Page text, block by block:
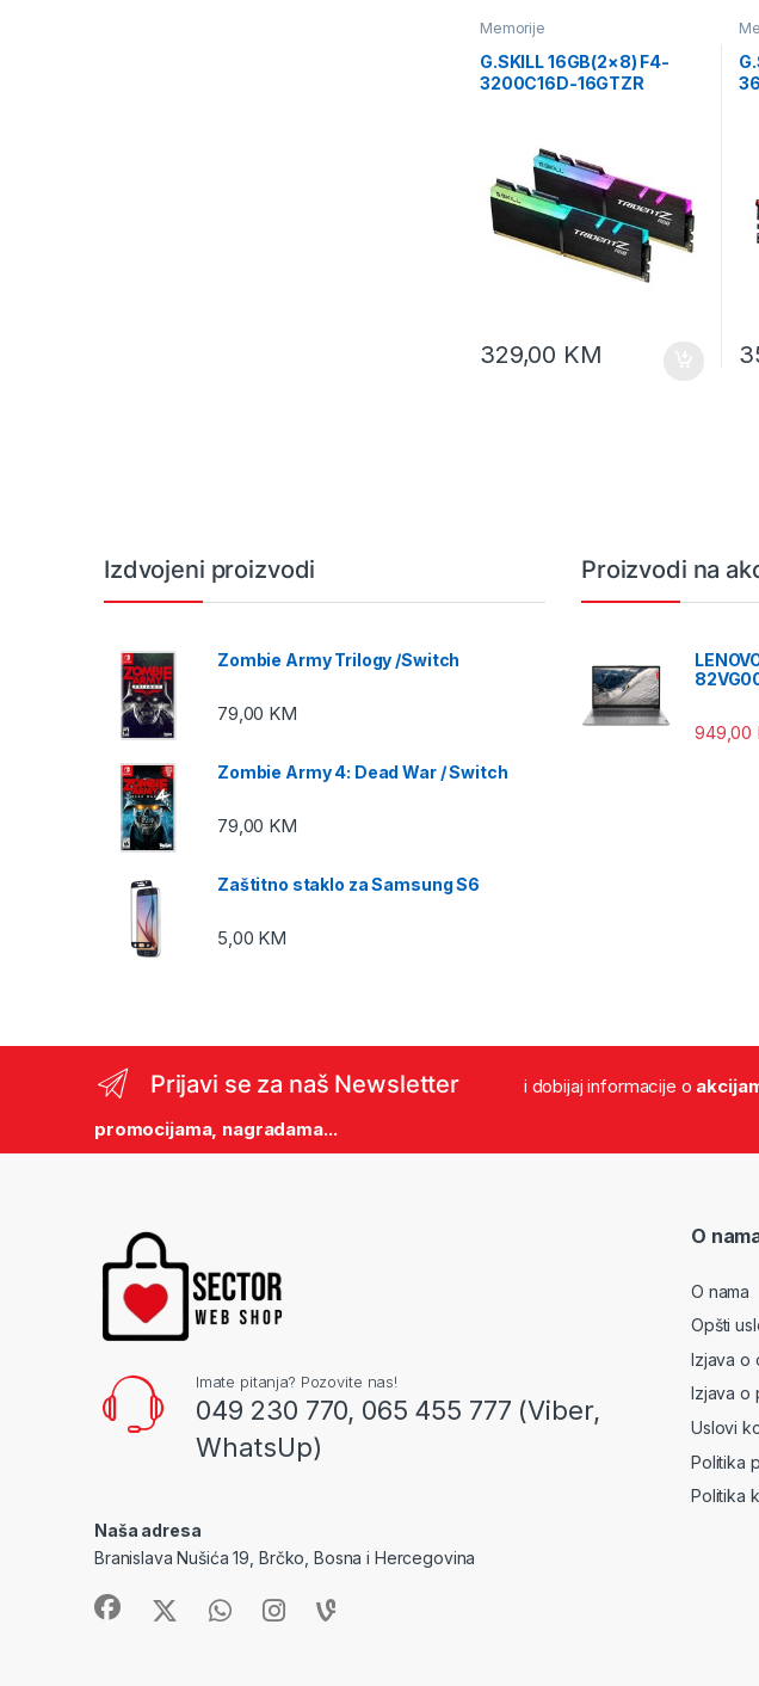
Memorije
G.SKILL 16GB(2×8) F4-
3200C16D-16GTZR
329,00 KM
Izdvojeni proizvodi
Zombie Army Trilogy /Switch
79,00 KM
Zombie Army 4: Dead War / Switch
79,00 KM
Zaštitno staklo za Samsung S6
5,00 KM
Proizvodi na
949,00
Prijavi se za naš Newsletter i dobijaj informacije o
promocijama, nagradama...
Imate pitanja? Pozovite nas!
049 230 770, 065 455 777 (Viber,
WhatsUp)
Naša adresa
Branislava Nušića 19, Brčko, Bosna i Hercegovina
O
O nama
Opšti
Izjava o
Izjava o
Uslovi
Politika
Politika